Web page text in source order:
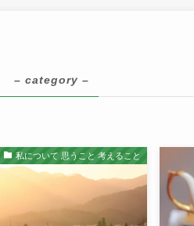
– category –
私について 思うこと 考えること